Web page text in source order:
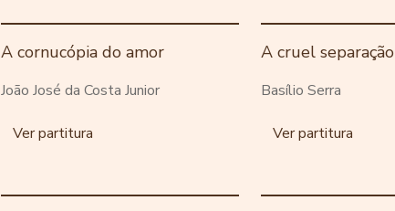
A cornucópia do amor
João José da Costa Junior
Ver partitura
A cruel separação
Basílio Serra
Ver partitura